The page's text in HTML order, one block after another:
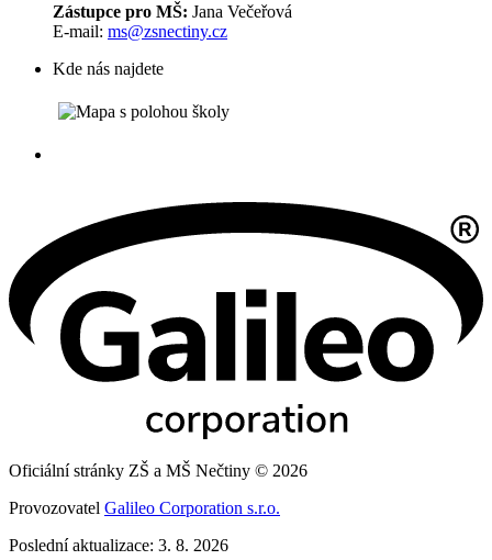
Zástupce pro MŠ: Jana Večeřová
E-mail: ms@zsnectiny.cz
Kde nás najdete
Oficiální stránky ZŠ a MŠ Nečtiny © 2026
Provozovatel Galileo Corporation s.r.o.
Poslední aktualizace: 3. 8. 2026